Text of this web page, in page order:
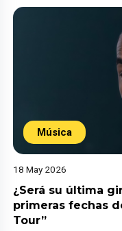
Música
18 May 2026
¿Será su última
primeras fechas
Tour”